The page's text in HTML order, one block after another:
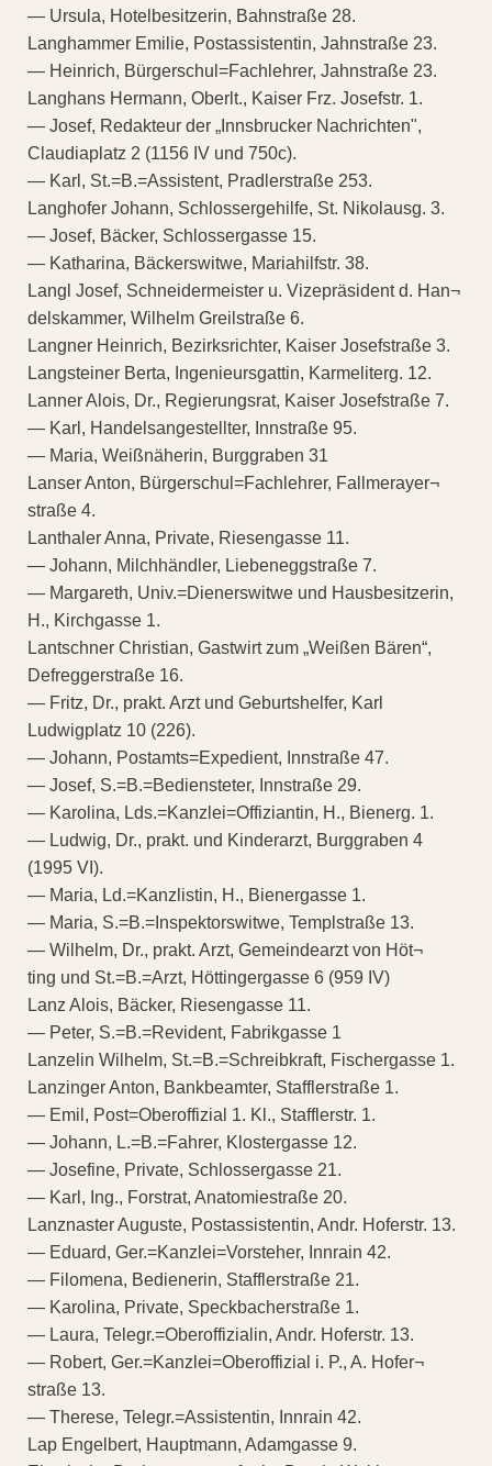
— Ursula, Hotelbesitzerin, Bahnstraße 28.
Langhammer Emilie, Postassistentin, Jahnstraße 23.
— Heinrich, Bürgerschul=Fachlehrer, Jahnstraße 23.
Langhans Hermann, Oberlt., Kaiser Frz. Josefstr. 1.
— Josef, Redakteur der „Innsbrucker Nachrichten",
Claudiaplatz 2 (1156 IV und 750c).
— Karl, St.=B.=Assistent, Pradlerstraße 253.
Langhofer Johann, Schlossergehilfe, St. Nikolausg. 3.
— Josef, Bäcker, Schlossergasse 15.
— Katharina, Bäckerswitwe, Mariahilfstr. 38.
Langl Josef, Schneidermeister u. Vizepräsident d. Han¬
delskammer, Wilhelm Greilstraße 6.
Langner Heinrich, Bezirksrichter, Kaiser Josefstraße 3.
Langsteiner Berta, Ingenieursgattin, Karmeliterg. 12.
Lanner Alois, Dr., Regierungsrat, Kaiser Josefstraße 7.
— Karl, Handelsangestellter, Innstraße 95.
— Maria, Weißnäherin, Burggraben 31
Lanser Anton, Bürgerschul=Fachlehrer, Fallmerayer¬
straße 4.
Lanthaler Anna, Private, Riesengasse 11.
— Johann, Milchhändler, Liebeneggstraße 7.
— Margareth, Univ.=Dienerswitwe und Hausbesitzerin,
H., Kirchgasse 1.
Lantschner Christian, Gastwirt zum „Weißen Bären“,
Defreggerstraße 16.
— Fritz, Dr., prakt. Arzt und Geburtshelfer, Karl
Ludwigplatz 10 (226).
— Johann, Postamts=Expedient, Innstraße 47.
— Josef, S.=B.=Bediensteter, Innstraße 29.
— Karolina, Lds.=Kanzlei=Offiziantin, H., Bienerg. 1.
— Ludwig, Dr., prakt. und Kinderarzt, Burggraben 4
(1995 VI).
— Maria, Ld.=Kanzlistin, H., Bienergasse 1.
— Maria, S.=B.=Inspektorswitwe, Templstraße 13.
— Wilhelm, Dr., prakt. Arzt, Gemeindearzt von Höt¬
ting und St.=B.=Arzt, Höttingergasse 6 (959 IV)
Lanz Alois, Bäcker, Riesengasse 11.
— Peter, S.=B.=Revident, Fabrikgasse 1
Lanzelin Wilhelm, St.=B.=Schreibkraft, Fischergasse 1.
Lanzinger Anton, Bankbeamter, Stafflerstraße 1.
— Emil, Post=Oberoffizial 1. Kl., Stafflerstr. 1.
— Johann, L.=B.=Fahrer, Klostergasse 12.
— Josefine, Private, Schlossergasse 21.
— Karl, Ing., Forstrat, Anatomiestraße 20.
Lanznaster Auguste, Postassistentin, Andr. Hoferstr. 13.
— Eduard, Ger.=Kanzlei=Vorsteher, Innrain 42.
— Filomena, Bedienerin, Stafflerstraße 21.
— Karolina, Private, Speckbacherstraße 1.
— Laura, Telegr.=Oberoffizialin, Andr. Hoferstr. 13.
— Robert, Ger.=Kanzlei=Oberoffizial i. P., A. Hofer¬
straße 13.
— Therese, Telegr.=Assistentin, Innrain 42.
Lap Engelbert, Hauptmann, Adamgasse 9.